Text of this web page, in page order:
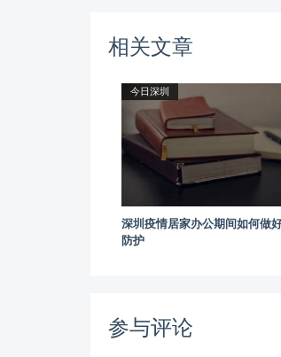
相关文章
今日深圳
深圳疫情居家办公期间如何做
防护
参与评论